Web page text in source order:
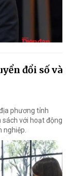
đổi số và
phương tỉnh
sách với hoạt động